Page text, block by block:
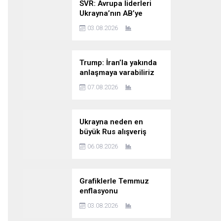
SVR: Avrupa liderleri
Ukrayna’nın AB’ye
katılımını kesin bir dille
reddediyor
03.08.2026
Trump: İran’la yakında
anlaşmaya varabiliriz
07.08.2026
Ukrayna neden en
büyük Rus alışveriş
sitesine saldırıyor?
06.08.2026
Grafiklerle Temmuz
enflasyonu
03.08.2026